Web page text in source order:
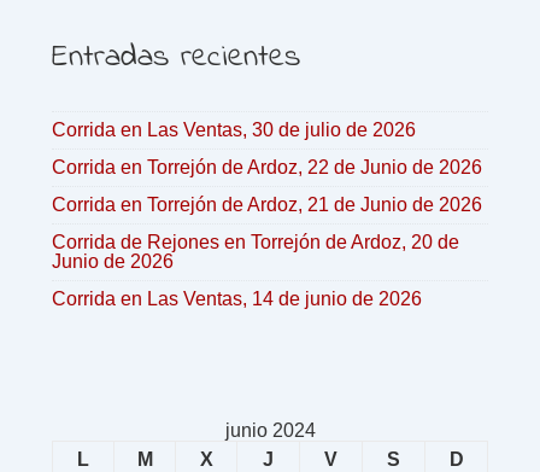
Entradas recientes
Corrida en Las Ventas, 30 de julio de 2026
Corrida en Torrejón de Ardoz, 22 de Junio de 2026
Corrida en Torrejón de Ardoz, 21 de Junio de 2026
Corrida de Rejones en Torrejón de Ardoz, 20 de
Junio de 2026
Corrida en Las Ventas, 14 de junio de 2026
junio 2024
L
M X J V S
D